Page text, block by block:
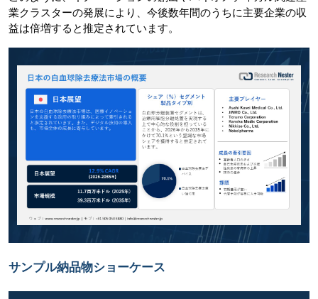
業クラスターの発展により、今後数年間のうちに主要企業の収
益は倍増すると推定されています。
サンプル納品物ショーケース